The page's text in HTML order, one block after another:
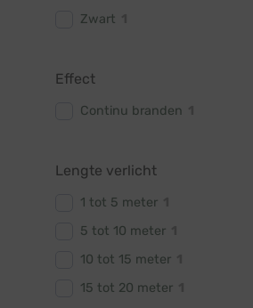
Zwart
Effect
Continu branden
Lengte verlicht
1 tot 5 meter
5 tot 10 meter
10 tot 15 meter
15 tot 20 meter